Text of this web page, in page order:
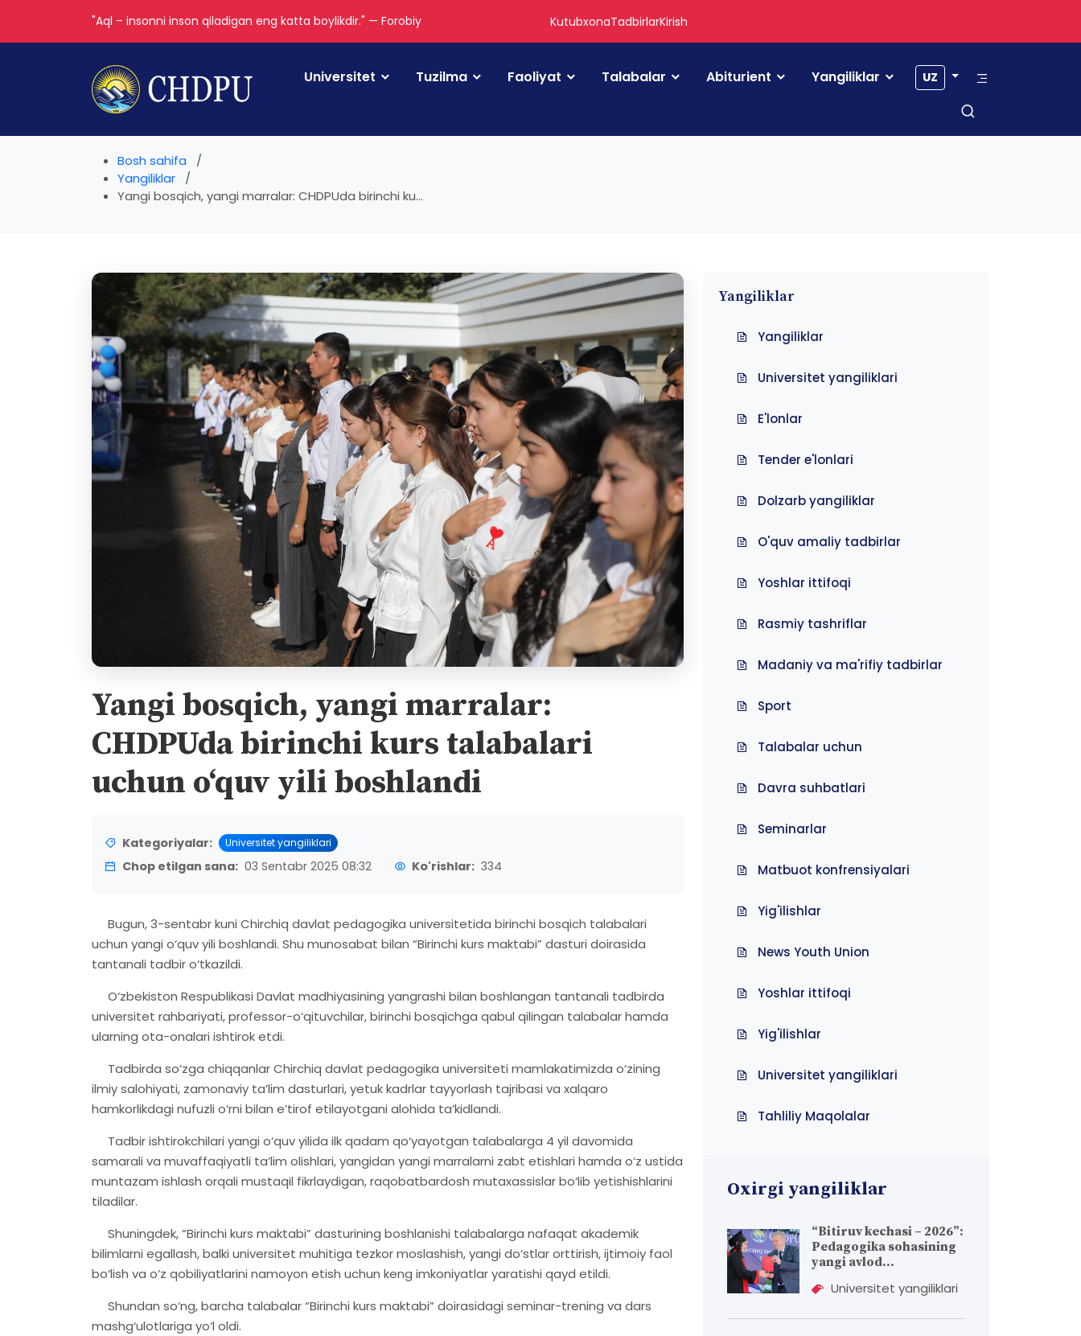
"Aql – insonni inson qiladigan eng katta boylikdir." — Forobiy KutubxonaTadbirlarKirish
Universitet Tuzilma Faoliyat Talabalar Abiturient Yangiliklar UZ
Bosh sahifa
Yangiliklar
Yangi bosqich, yangi marralar: CHDPUda birinchi ku...
Yangi bosqich, yangi marralar:
CHDPUda birinchi kurs talabalari
uchun o‘quv yili boshlandi
Kategoriyalar: Universitet yangiliklari
Chop etilgan sana: 03 Sentabr 2025 08:32 Ko'rishlar: 334
Bugun, 3-sentabr kuni Chirchiq davlat pedagogika universitetida birinchi bosqich talabalari
uchun yangi o‘quv yili boshlandi. Shu munosabat bilan “Birinchi kurs maktabi” dasturi doirasida
tantanali tadbir o‘tkazildi.
O‘zbekiston Respublikasi Davlat madhiyasining yangrashi bilan boshlangan tantanali tadbirda
universitet rahbariyati, professor-o‘qituvchilar, birinchi bosqichga qabul qilingan talabalar hamda
ularning ota-onalari ishtirok etdi.
Tadbirda so‘zga chiqqanlar Chirchiq davlat pedagogika universiteti mamlakatimizda o‘zining
ilmiy salohiyati, zamonaviy ta’lim dasturlari, yetuk kadrlar tayyorlash tajribasi va xalqaro
hamkorlikdagi nufuzli o‘rni bilan e’tirof etilayotgani alohida ta’kidlandi.
Tadbir ishtirokchilari yangi o‘quv yilida ilk qadam qo‘yayotgan talabalarga 4 yil davomida
samarali va muvaffaqiyatli ta’lim olishlari, yangidan yangi marralarni zabt etishlari hamda o‘z ustida
muntazam ishlash orqali mustaqil fikrlaydigan, raqobatbardosh mutaxassislar bo‘lib yetishishlarini
tiladilar.
Shuningdek, “Birinchi kurs maktabi” dasturining boshlanishi talabalarga nafaqat akademik
bilimlarni egallash, balki universitet muhitiga tezkor moslashish, yangi do‘stlar orttirish, ijtimoiy faol
bo‘lish va o‘z qobiliyatlarini namoyon etish uchun keng imkoniyatlar yaratishi qayd etildi.
Shundan so‘ng, barcha talabalar “Birinchi kurs maktabi” doirasidagi seminar-trening va dars
mashg‘ulotlariga yo‘l oldi.
Yangiliklar
Yangiliklar
Universitet yangiliklari
E'lonlar
Tender e'lonlari
Dolzarb yangiliklar
O'quv amaliy tadbirlar
Yoshlar ittifoqi
Rasmiy tashriflar
Madaniy va ma'rifiy tadbirlar
Sport
Talabalar uchun
Davra suhbatlari
Seminarlar
Matbuot konfrensiyalari
Yig'ilishlar
News Youth Union
Yoshlar ittifoqi
Yig'ilishlar
Universitet yangiliklari
Tahliliy Maqolalar
Oxirgi yangiliklar
“Bitiruv kechasi – 2026”:
Pedagogika sohasining
yangi avlod...
Universitet yangiliklari